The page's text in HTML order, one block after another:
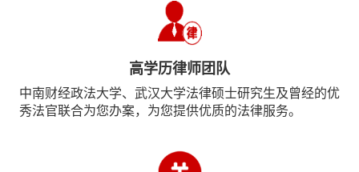
高学历律师团队
中南财经政法大学、武汉大学法律硕士研究生及曾经的优
秀法官联合为您办案，为您提供优质的法律服务。